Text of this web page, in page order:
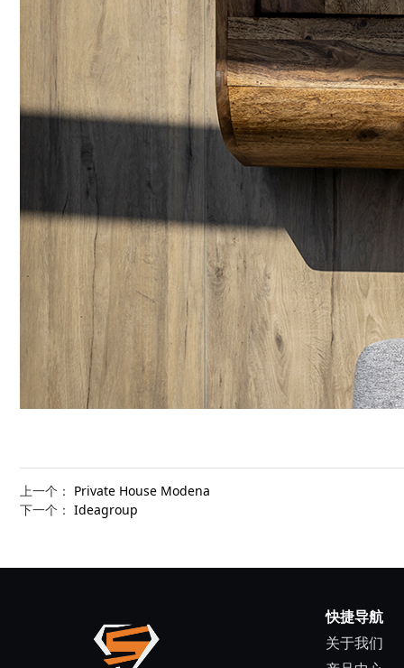
上一个： Private House Modena
下一个： Ideagroup
快捷导航
关于我们